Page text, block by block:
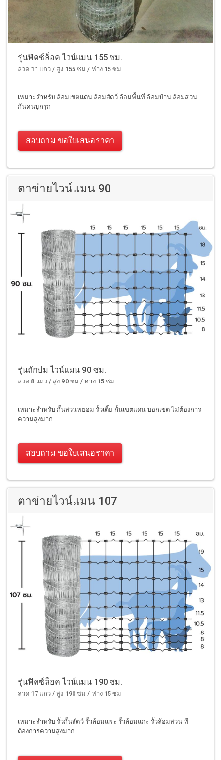
รุ่นฟิคซ์ล็อค ไวน์แมน 155 ซม.
ลวด 11 แถว / สูง 155 ซม / ห่าง 15 ซม
เหมาะสำหรับ ล้อมเขตแดน ล้อมสัตว์ ล้อมพื้นที่ ล้อมบ้าน ล้อมสวน
กันคนบุกรุก
สอบถาม ขอใบเสนอราคา
ตาข่ายไวน์แมน 90
รุ่นถักปม ไวน์แมน 90 ซม.
ลวด 8 แถว / สูง 90 ซม / ห่าง 15 ซม
เหมาะสำหรับ กั้นสวนหย่อม รั้วเตี้ย กั้นเขตแดน บอกเขต ไม่ต้องการ
ความสูงมาก
สอบถาม ขอใบเสนอราคา
ตาข่ายไวน์แมน 107
รุ่นฟิคซ์ล็อค ไวน์แมน 190 ซม.
ลวด 17 แถว / สูง 190 ซม / ห่าง 15 ซม
เหมาะสำหรับ รั้วกั้นสัตว์ รั้วล้อมแพะ รั้วล้อมแกะ รั้วล้อมสวน ที่
ต้องการความสูงมาก